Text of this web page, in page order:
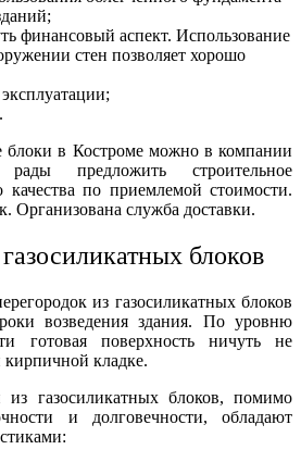
финансовый аспект. Использование
стен позволяет хорошо
блоки в Костроме можно в компании
предложить строительное
качества по приемлемой стоимости.
Организована служба доставки.
блоков
из газосиликатных блоков
возведения здания. По уровню
готовая поверхность ничуть не
кирпичной кладке.
из газосиликатных блоков, помимо
и долговечности, обладают